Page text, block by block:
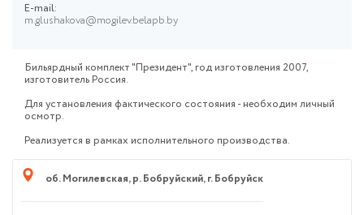
E-mail:
m.glushakova@mogilev.belapb.by
Бильярдный комплект "Президент", год изготовления 2007,
изготовитель Россия.
Для установления фактического состояния - необходим личный
осмотр.
Реализуется в рамках исполнительного производства.
об. Могилевская,р. Бобруйский,г. Бобруйск